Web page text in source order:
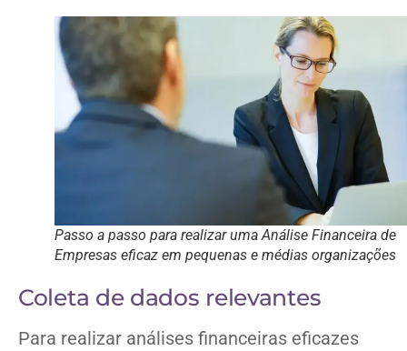
Passo a passo para realizar uma Análise Financeira de
Empresas eficaz em pequenas e médias organizações
Coleta de dados relevantes
Para realizar análises financeiras eficazes